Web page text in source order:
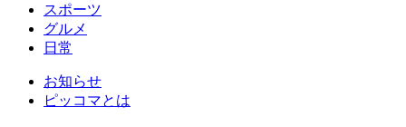
スポーツ
グルメ
日常
お知らせ
ピッコマとは